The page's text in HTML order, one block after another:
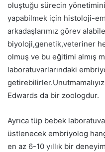
oluştuğu sürecin
yapabilmek için histoloji-
arkadaşlarımız görev
biyoloji,genetik,veteriner
olmuş ve bu eğitimi almış
laboratuvarlarındaki
Edwards da bir zoologdur.
Ayrıca tüp bebek
üstlenecek embriyolog
en az 6-10 yıllık bir